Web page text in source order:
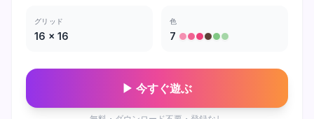
グリッド
16 × 16
色
7
▶ 今すぐ遊ぶ